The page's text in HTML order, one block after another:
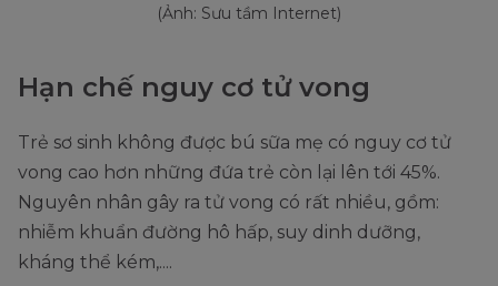
(Ảnh: Sưu tầm Internet)
Hạn chế nguy cơ tử vong
Trẻ sơ sinh không được bú sữa mẹ có nguy cơ tử
vong cao hơn những đứa trẻ còn lại lên tới 45%.
Nguyên nhân gây ra tử vong có rất nhiều, gồm:
nhiễm khuẩn đường hô hấp, suy dinh dưỡng,
kháng thể kém,....